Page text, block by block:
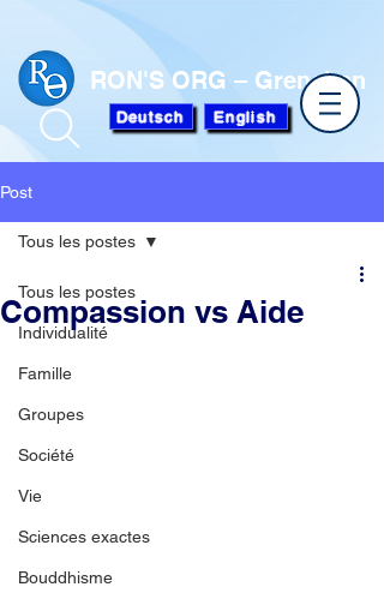
RON'S ORG – Grenchen
Deutsch English
Post
Tous les postes
Individualité
Famille
Groupes
Société
Vie
Sciences exactes
Bouddhisme
Tous les postes
Compassion vs Aide